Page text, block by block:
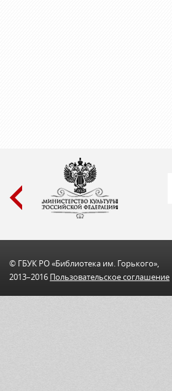
© ГБУК РО «Библиотека им. Горького»,
2013–2016 Пользовательскоe соглашениe